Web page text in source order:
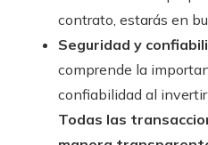
contrato, estarás en
Seguridad y
comprende la
confiabilidad al
Todas las